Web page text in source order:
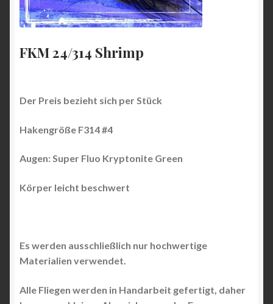
FKM 24/314 Shrimp
Der Preis bezieht sich per Stück
Hakengröße F314 #4
Augen: Super Fluo Kryptonite Green
Körper leicht beschwert
Es werden ausschließlich nur hochwertige
Materialien verwendet.
Alle Fliegen werden in Handarbeit gefertigt, daher